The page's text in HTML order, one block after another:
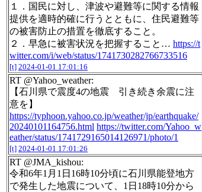
１．国民に対し、津波や避難等に関する情報
提供を適時的確に行うとともに、住民避難等
の被害防止の措置を徹底すること。
２．早急に被害状況を把握すること… https://t
witter.com/i/web/status/1741730282766733516
[t] 2024-01-01 17:01:16
RT @Yahoo_weather:
【石川県で震度4の地震 引き続き余震に注
意を】
https://typhoon.yahoo.co.jp/weather/jp/earthquake/
20240101164756.html https://twitter.com/Yahoo_w
eather/status/1741729165014126971/photo/1
[t] 2024-01-01 17:01:26
RT @JMA_kishou:
令和6年1月1日16時10分頃に石川県能登地方
で発生した地震について、1日18時10分から